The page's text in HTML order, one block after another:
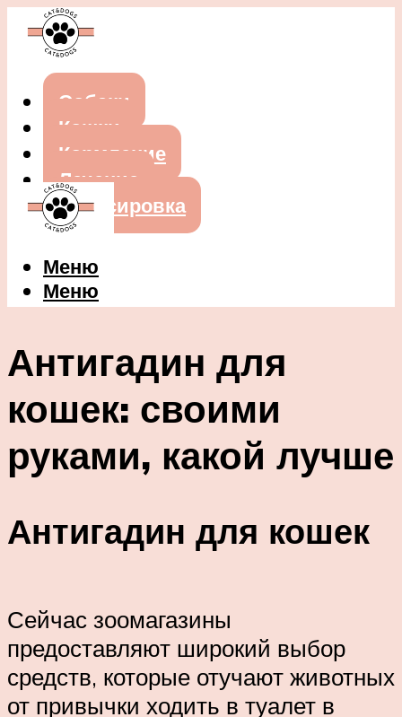
Собаки
Кошки
Кормление
Лечение
Дрессировка
Меню
Меню
Антигадин для
кошек: своими
руками, какой лучше
Антигадин для кошек
Сейчас зоомагазины
предоставляют широкий выбор
средств, которые отучают животных
от привычки ходить в туалет в